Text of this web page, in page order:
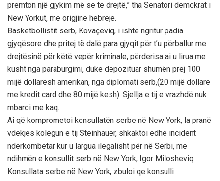
premton një gjykim më se të drejtë,” tha Senatori demokrat i
New Yorkut, me origjinë hebreje.
Basketbollistit serb, Kovaçeviq, i ishte ngritur padia
gjyqësore dhe pritej të dalë para gjyqit për t’u përballur me
drejtësinë për këtë vepër kriminale, përderisa ai u lirua me
kusht nga paraburgimi, duke depozituar shumën prej 100
mijë dollarësh amerikan, nga diplomati serb,(20 mijë dollare
me kredit card dhe 80 mijë kesh). Sjellja e tij e vrazhdë nuk
mbaroi me kaq.
Ai që komprometoi konsullatën serbe në New York, la pranë
vdekjes kolegun e tij Steinhauer, shkaktoi edhe incident
ndërkombëtar kur u largua ilegalisht për në Serbi, me
ndihmën e konsullit serb në New York, Igor Milosheviq.
Konsullata serbe në New York, zbuloi qe konsulli